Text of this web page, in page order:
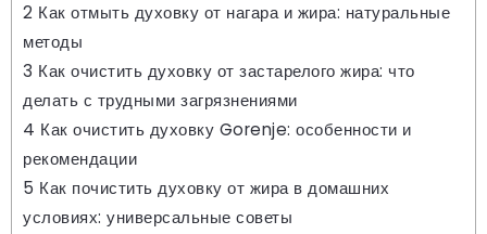
2 Как отмыть духовку от нагара и жира: натуральные
методы
3 Как очистить духовку от застарелого жира: что
делать с трудными загрязнениями
4 Как очистить духовку Gorenje: особенности и
рекомендации
5 Как почистить духовку от жира в домашних
условиях: универсальные советы